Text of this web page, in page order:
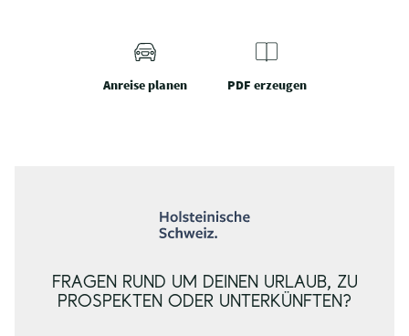
Anreise planen PDF erzeugen
FRAGEN RUND UM DEINEN URLAUB, ZU
PROSPEKTEN ODER UNTERKÜNFTEN?